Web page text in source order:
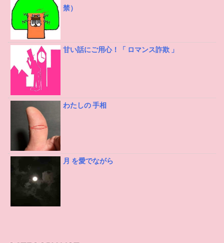
禁）
甘い話にご用心！「 ロマンス詐欺 」
わたしの 手相
月 を愛でながら